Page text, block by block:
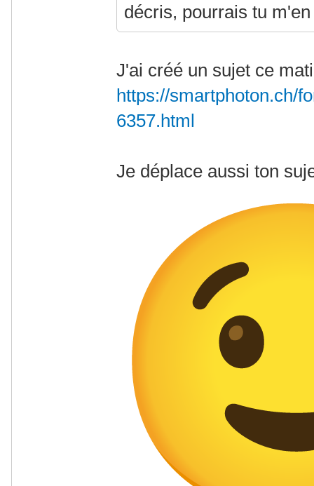
décris, pourrais tu
J'ai créé un sujet ce
https://smartphoton.ch/
6357.html
Je déplace aussi ton